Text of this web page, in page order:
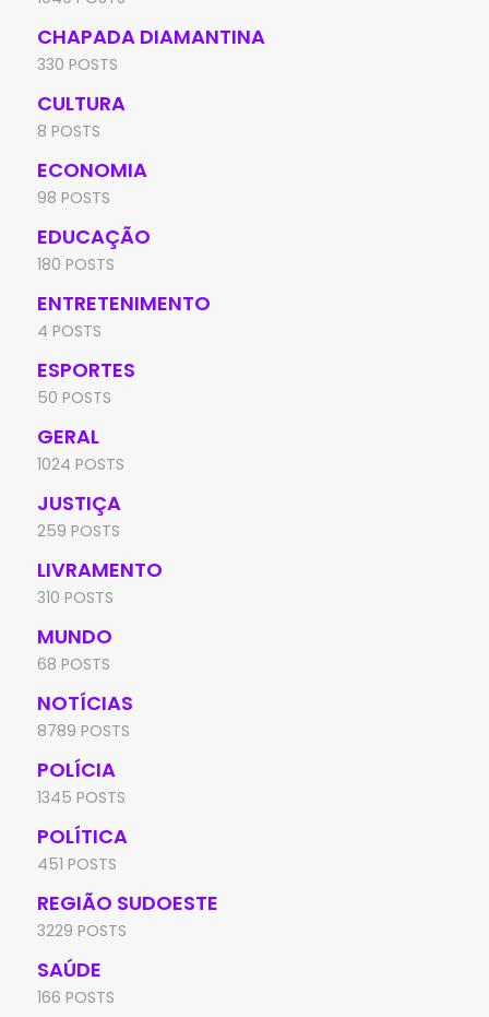
CHAPADA DIAMANTINA
330 POSTS
CULTURA
8 POSTS
ECONOMIA
98 POSTS
EDUCAÇÃO
180 POSTS
ENTRETENIMENTO
4 POSTS
ESPORTES
50 POSTS
GERAL
1024 POSTS
JUSTIÇA
259 POSTS
LIVRAMENTO
310 POSTS
MUNDO
68 POSTS
NOTÍCIAS
8789 POSTS
POLÍCIA
1345 POSTS
POLÍTICA
451 POSTS
REGIÃO SUDOESTE
3229 POSTS
SAÚDE
166 POSTS